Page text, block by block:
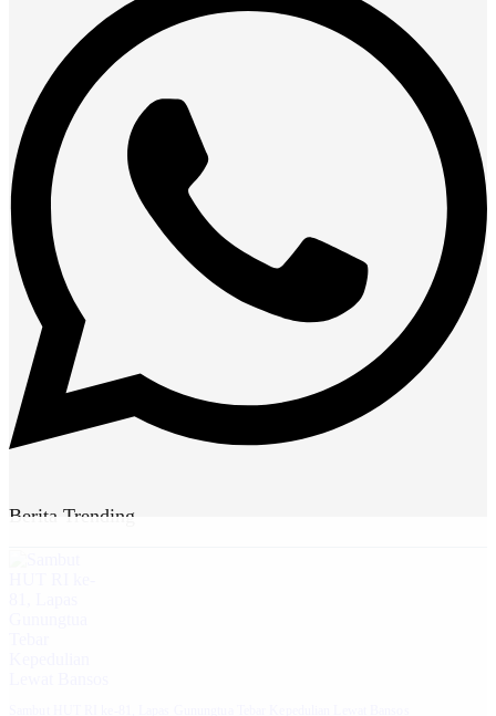
Berita Trending